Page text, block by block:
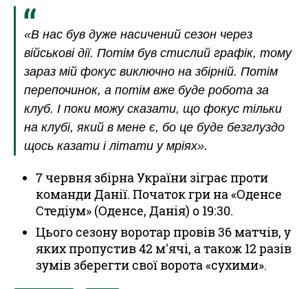
«В нас був дуже насичений сезон через
військові дії. Потім був стислий графік, тому
зараз мій фокус виключно на збірній. Потім
перепочинок, а потім вже буде робота за
клуб. І поки можу сказати, що фокус тільки
на клубі, який в мене є, бо це буде безглуздо
щось казати і літати у мріях».
7 червня збірна України зіграє проти
команди Данії. Початок гри на «Оденсе
Стедіум» (Оденсе, Данія) о 19:30.
Цього сезону воротар провів 36 матчів, у
яких пропустив 42 м'ячі, а також 12 разів
зумів зберегти свої ворота «сухими».